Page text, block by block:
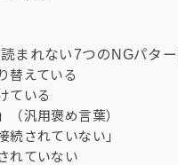
まれない7つのNGパター
替えている
ている
汎用褒め言葉）
されていない」
れていない